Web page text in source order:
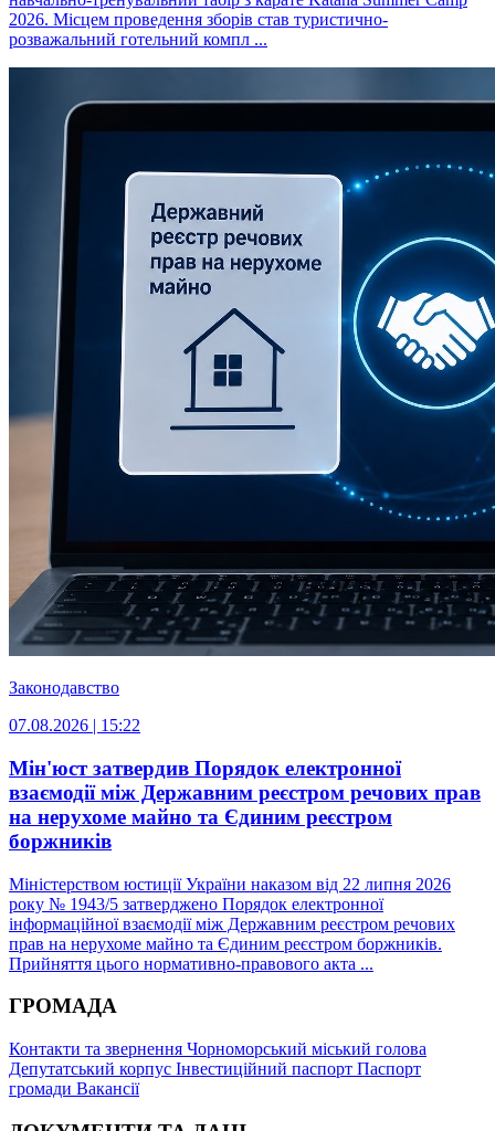
2026. Місцем проведення зборів став туристично-
розважальний готельний компл ...
Законодавство
07.08.2026 | 15:22
Мін'юст затвердив Порядок електронної
взаємодії між Державним реєстром речових прав
на нерухоме майно та Єдиним реєстром
боржників
Міністерством юстиції України наказом від 22 липня 2026
року № 1943/5 затверджено Порядок електронної
інформаційної взаємодії між Державним реєстром речових
прав на нерухоме майно та Єдиним реєстром боржників.
Прийняття цього нормативно-правового акта ...
ГРОМАДА
Контакти та звернення Чорноморський міський голова
Депутатський корпус Інвестиційний паспорт Паспорт
громади Вакансії